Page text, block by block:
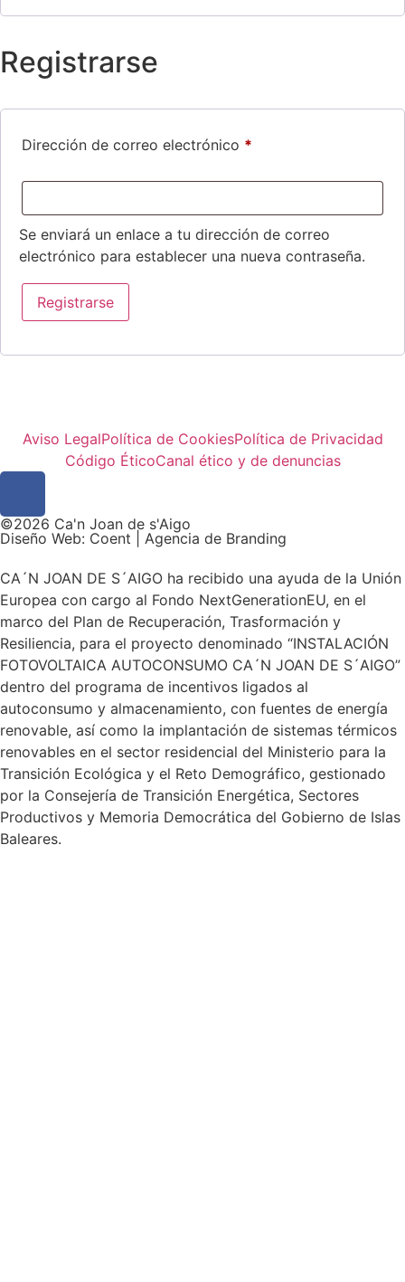
Registrarse
Dirección de correo electrónico *
Se enviará un enlace a tu dirección de correo
electrónico para establecer una nueva contraseña.
Registrarse
Aviso LegalPolítica de CookiesPolítica de Privacidad
Código ÉticoCanal ético y de denuncias
©2026 Ca'n Joan de s'Aigo
Diseño Web: Coent | Agencia de Branding
CA´N JOAN DE S´AIGO ha recibido una ayuda de la Unión
Europea con cargo al Fondo NextGenerationEU, en el
marco del Plan de Recuperación, Trasformación y
Resiliencia, para el proyecto denominado “INSTALACIÓN
FOTOVOLTAICA AUTOCONSUMO CA´N JOAN DE S´AIGO”
dentro del programa de incentivos ligados al
autoconsumo y almacenamiento, con fuentes de energía
renovable, así como la implantación de sistemas térmicos
renovables en el sector residencial del Ministerio para la
Transición Ecológica y el Reto Demográfico, gestionado
por la Consejería de Transición Energética, Sectores
Productivos y Memoria Democrática del Gobierno de Islas
Baleares.